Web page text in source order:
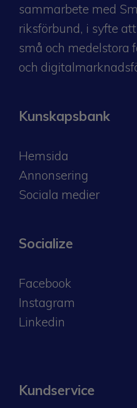
sammarbete med
riksförbund, i syfte
små och medelstora
och
Kunskapsbank
Hemsida
Annonsering
Sociala medier
Socialize
Facebook
Instagram
​​​​​​​Linkedin
Kundservice